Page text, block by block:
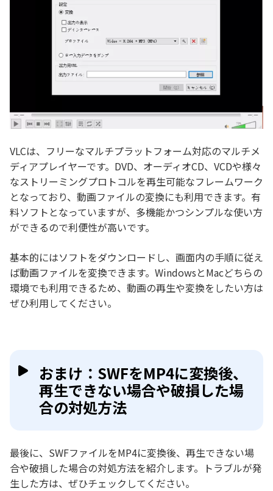
VLCは、フリーなマルチプラットフォーム対応のマルチメ
ディアプレイヤーです。DVD、オーディオCD、VCDや様々
なストリーミングプロトコルを再生可能なフレームワーク
となっており、動画ファイルの変換にも利用できます。有
料ソフトとなっていますが、多機能かつシンプルな使い方
ができるので利便性が高いです。
基本的にはソフトをダウンロードし、画面内の手順に従え
ば動画ファイルを変換できます。WindowsとMacどちらの
環境でも利用できるため、動画の再生や変換をしたい方は
ぜひ利用してください。
おまけ：SWFをMP4に変換後、
再生できない場合や破損した場
合の対処方法
最後に、SWFファイルをMP4に変換後、再生できない場
合や破損した場合の対処方法を紹介します。トラブルが発
生した方は、ぜひチェックしてください。